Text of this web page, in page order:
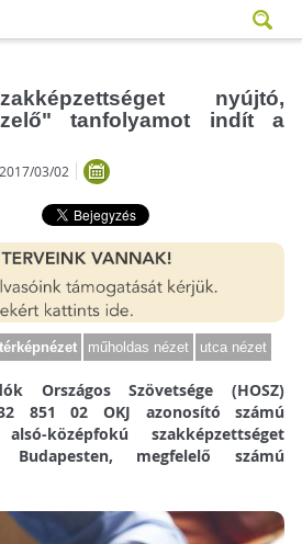
nyújtó,
tanfolyamot indít a
2017/03/02
térképnézet műholdas nézet utca nézet
Országos Szövetsége (HOSZ)
851 02 OKJ azonosító számú
középfokú szakképzettséget
megfelelő számú